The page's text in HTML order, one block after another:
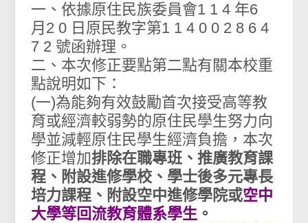
一、依據原住民族委員會1 1 4 年6
月2 0 日原民教字第1 1 4 0 0 2 8 6 4
7 2 號函辦理。
二、本次修正要點第二點有關本校重
點說明如下：
(一)為能夠有效鼓勵首次接受高等教
育或經濟較弱勢的原住民學生努力向
學並減輕原住民學生經濟負擔，本次
修正增加排除在職專班、推廣教育課
程、附設進修學校、學士後多元專長
培力課程、附設空中進修學院或空中
大學等回流教育體系學生 。